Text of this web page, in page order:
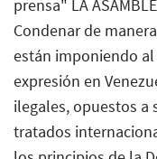
prensa" LA
Condenar de
están imponiendo
expresión en
ilegales, opuestos a
tratados